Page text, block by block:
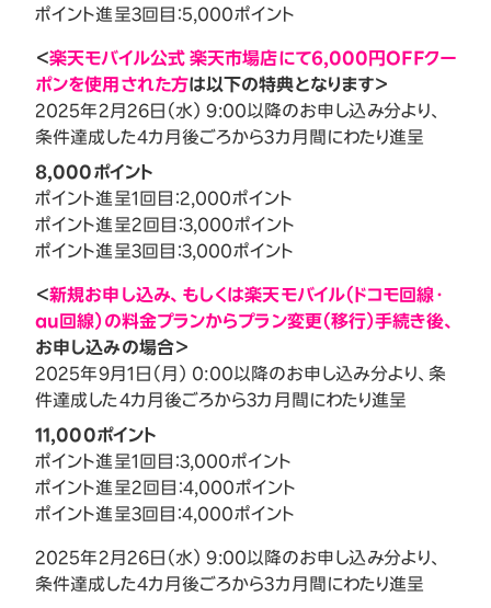
ポイント進呈3回目：5,000ポイント
＜楽天モバイル公式 楽天市場店にて6,000円OFFクー
ポンを使用された方は以下の特典となります＞
2025年2月26日（水） 9:00以降のお申し込み分より、
条件達成した4カ月後ごろから3カ月間にわたり進呈
8,000ポイント
ポイント進呈1回目：2,000ポイント
ポイント進呈2回目：3,000ポイント
ポイント進呈3回目：3,000ポイント
＜新規お申し込み、もしくは楽天モバイル（ドコモ回線・
au回線）の料金プランからプラン変更（移行）手続き後、
お申し込みの場合＞
2025年9月1日（月） 0:00以降のお申し込み分より、条
件達成した4カ月後ごろから3カ月間にわたり進呈
11,000ポイント
ポイント進呈1回目：3,000ポイント
ポイント進呈2回目：4,000ポイント
ポイント進呈3回目：4,000ポイント
2025年2月26日（水） 9:00以降のお申し込み分より、
条件達成した4カ月後ごろから3カ月間にわたり進呈